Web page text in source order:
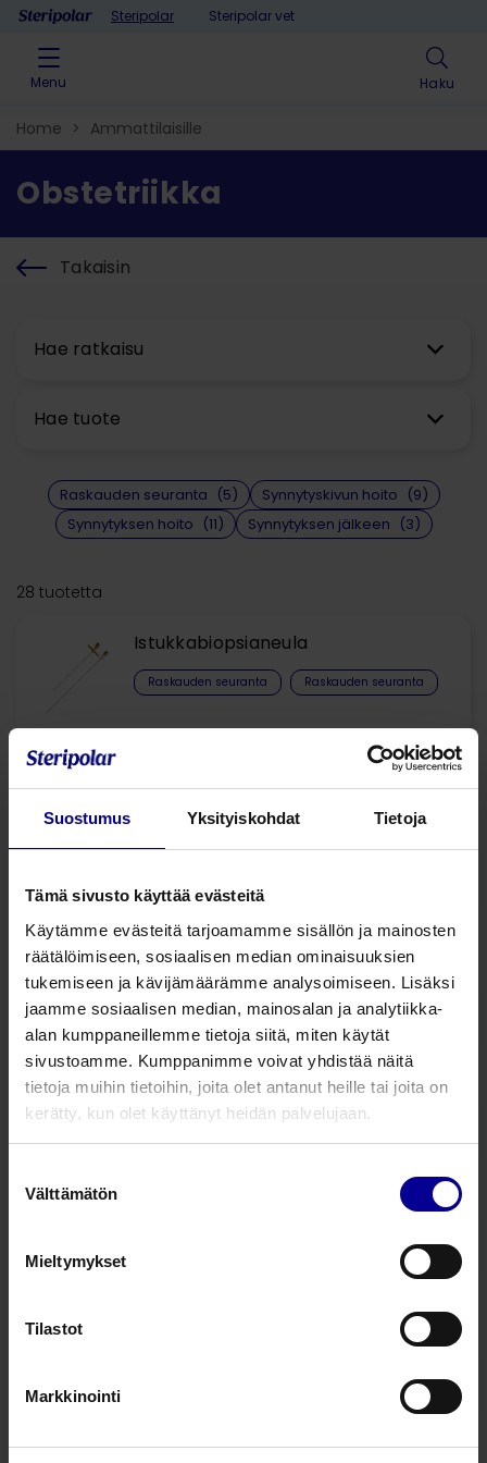
Suostumus Yksityiskohdat Tietoja
Tämä sivusto käyttää evästeitä
Käytämme evästeitä tarjoamamme sisällön ja mainosten
räätälöimiseen, sosiaalisen median ominaisuuksien
tukemiseen ja kävijämäärämme analysoimiseen. Lisäksi
jaamme sosiaalisen median, mainosalan ja analytiikka-
alan kumppaneillemme tietoja siitä, miten käytät
sivustoamme. Kumppanimme voivat yhdistää näitä
tietoja muihin tietoihin, joita olet antanut heille tai joita on
kerätty, kun olet käyttänyt heidän palvelujaan.
valinta
Välttämätön
Mieltymykset
Tilastot
Markkinointi
Skip to contentSteripolar Steripolar vet
Menu Haku
Hae ratkaisu
Hae tuote
Home > Ammattilaisille
Obstetriikka​
Takaisin
Raskauden seuranta (5) Synnytyskivun hoito (9)
Synnytyksen hoito (11) Synnytyksen jälkeen (3)
28 tuotetta
Istukkabiopsianeula
Raskauden seuranta Raskauden seuranta
Sikiökalvon puhkaisija
Synnytyksen hoito Synnytyksen hoito
KTG-vyö, potilaskohtainen
Synnytyksen hoito Synnytyksen hoito
Lapsivesipunktio- ja puudutusneulat
Raskauden seuranta Raskauden seuranta